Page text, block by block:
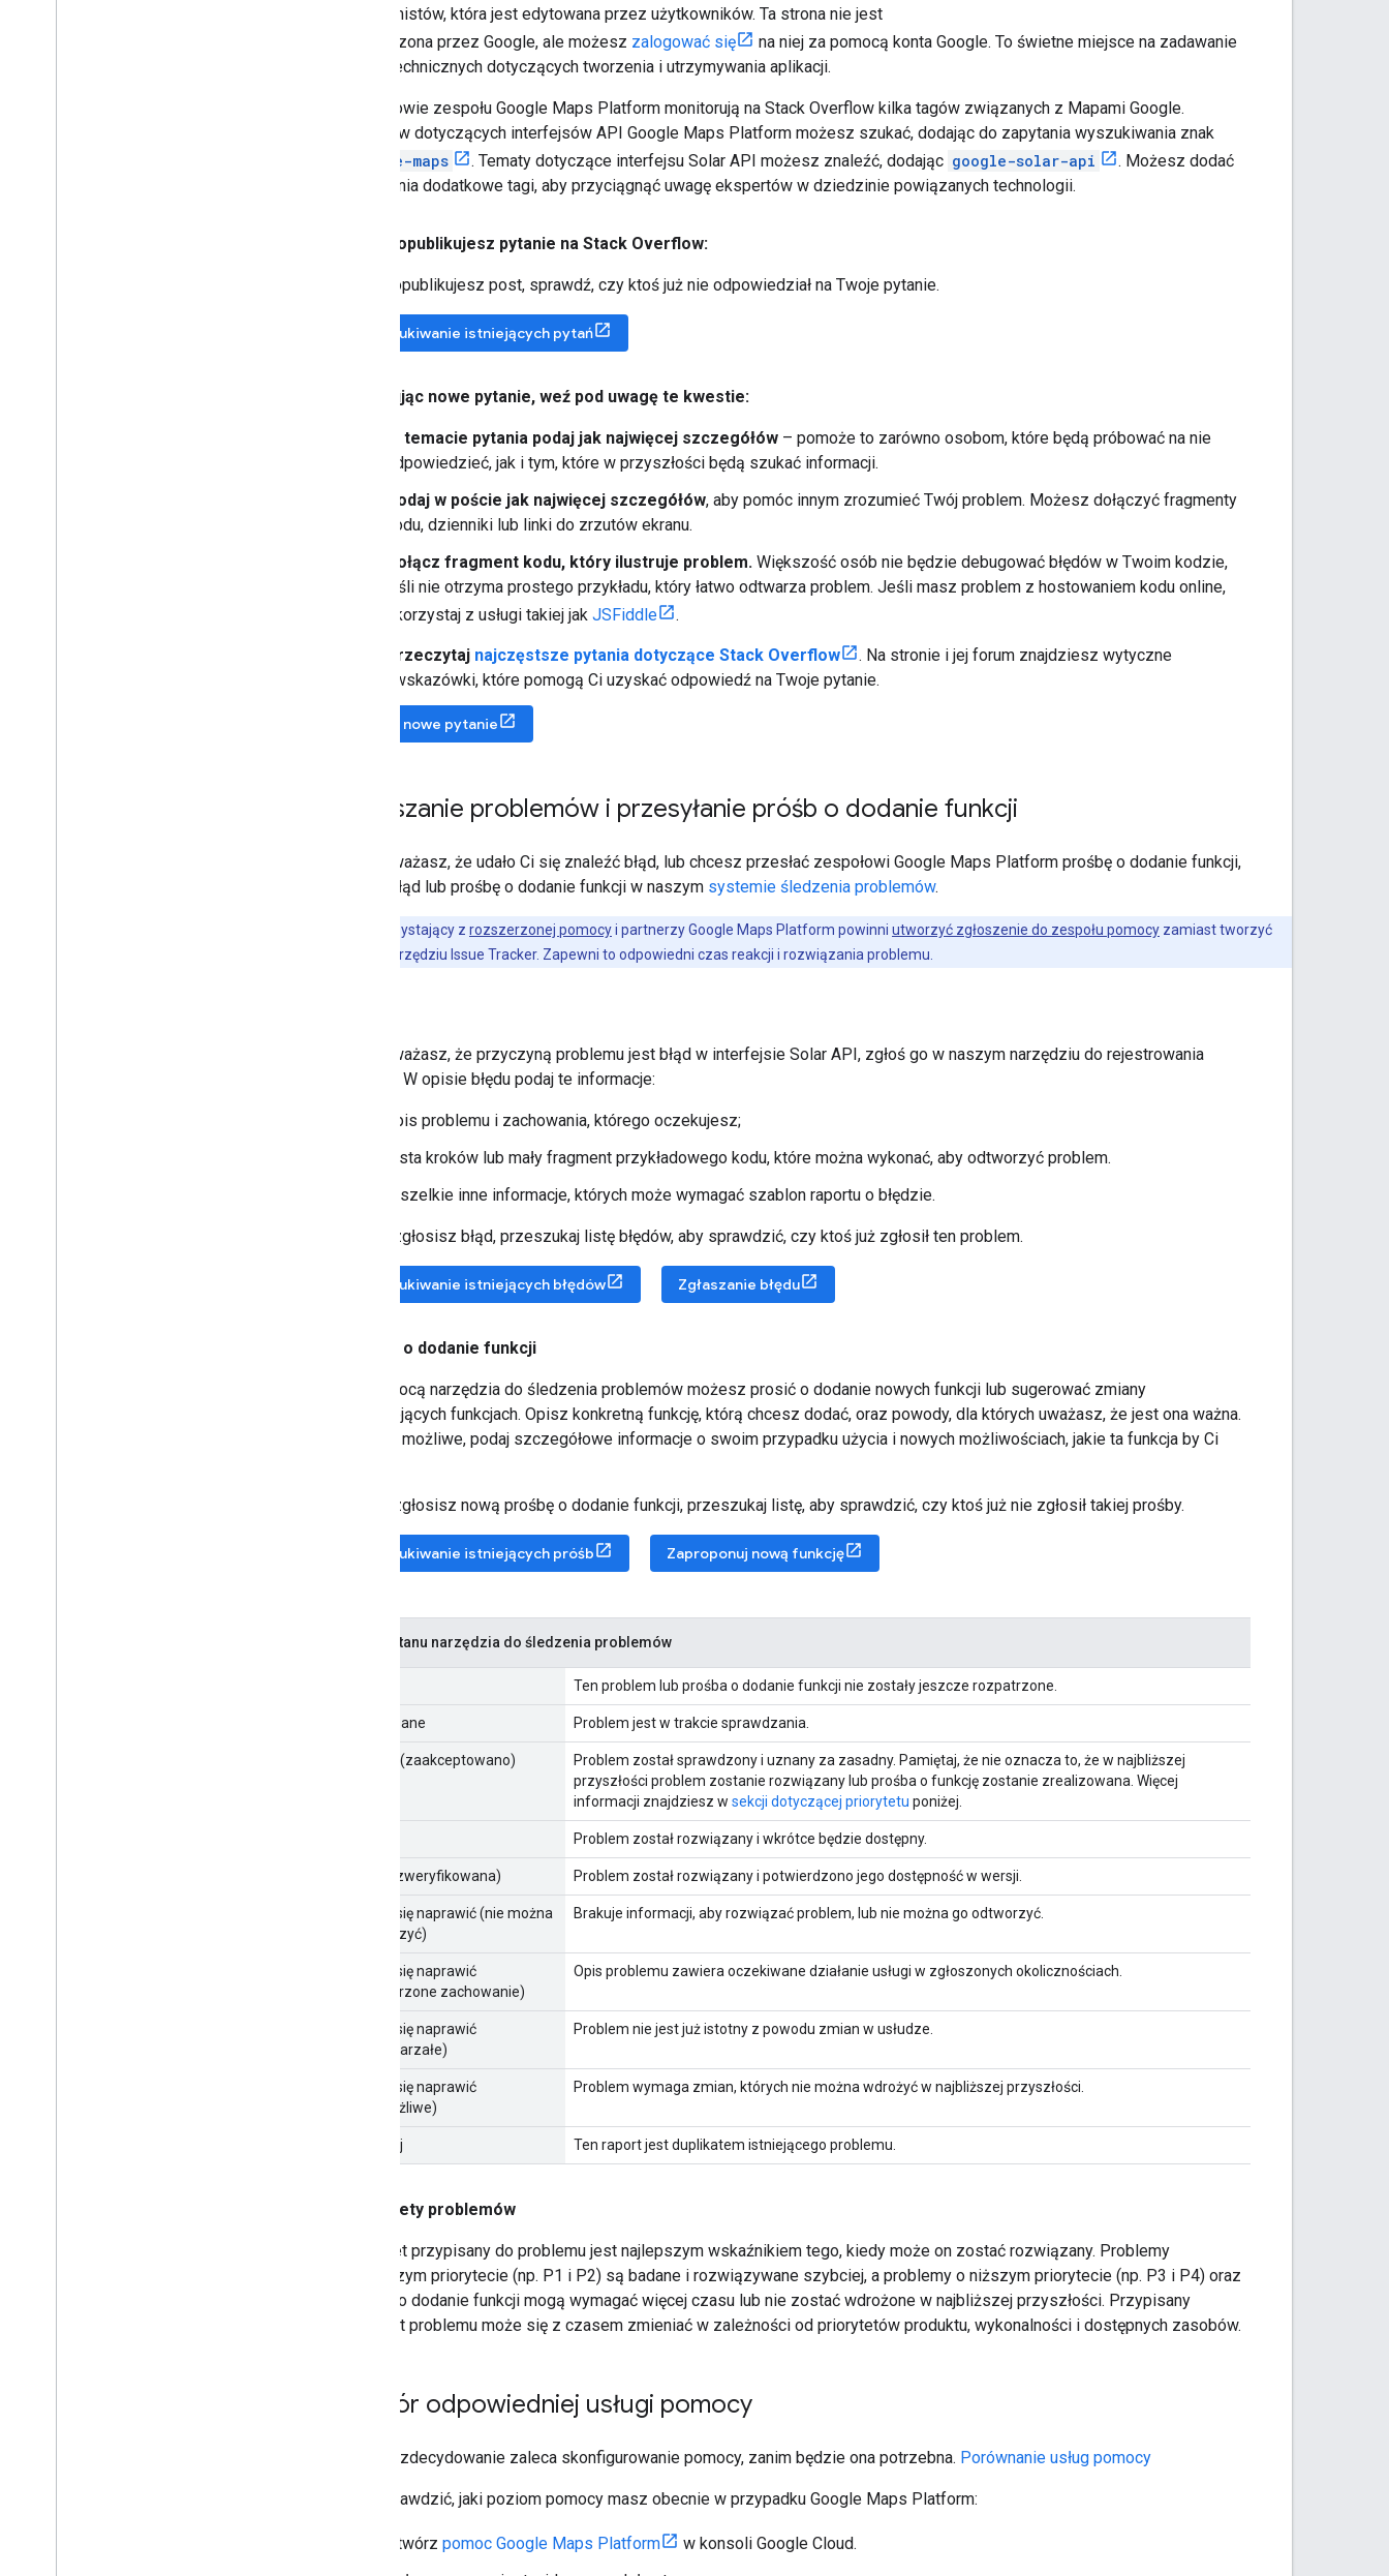
programistów, która jest edytowana przez użytkowników. Ta strona nie jest
prowadzona przez Google, ale możesz zalogować się
na niej za pomocą konta Google. To świetne miejsce na zadawanie
pytań technicznych dotyczących tworzenia i utrzymywania aplikacji.
Członkowie zespołu Google Maps Platform monitorują na Stack Overflow kilka tagów związanych z Mapami Google.
Tematów dotyczących interfejsów API Google Maps Platform możesz szukać, dodając do zapytania wyszukiwania znak
google-maps
. Tematy dotyczące interfejsu Solar API możesz znaleźć, dodając google-solar-api
. Możesz dodać
do pytania dodatkowe tagi, aby przyciągnąć uwagę ekspertów w dziedzinie powiązanych technologii.
Zanim opublikujesz pytanie na Stack Overflow:
Zanim opublikujesz post, sprawdź, czy ktoś już nie odpowiedział na Twoje pytanie.
Wyszukiwanie istniejących pytań
Publikując nowe pytanie, weź pod uwagę te kwestie:
W temacie pytania podaj jak najwięcej szczegółów – pomoże to zarówno osobom, które będą próbować na nie
odpowiedzieć, jak i tym, które w przyszłości będą szukać informacji.
Podaj w poście jak najwięcej szczegółów, aby pomóc innym zrozumieć Twój problem. Możesz dołączyć fragmenty
kodu, dzienniki lub linki do zrzutów ekranu.
Dołącz fragment kodu, który ilustruje problem. Większość osób nie będzie debugować błędów w Twoim kodzie,
jeśli nie otrzyma prostego przykładu, który łatwo odtwarza problem. Jeśli masz problem z hostowaniem kodu online,
skorzystaj z usługi takiej jak JSFiddle .
Przeczytaj najczęstsze pytania dotyczące Stack Overflow
. Na stronie i jej forum znajdziesz wytyczne
i wskazówki, które pomogą Ci uzyskać odpowiedź na Twoje pytanie.
Zadaj nowe pytanie
Zgłaszanie problemów i przesyłanie próśb o dodanie funkcji
Jeśli uważasz, że udało Ci się znaleźć błąd, lub chcesz przesłać zespołowi Google Maps Platform prośbę o dodanie funkcji,
zgłoś błąd lub prośbę o dodanie funkcji w naszym systemie śledzenia problemów.
Klienci korzystający z rozszerzonej pomocyi partnerzy Google Maps Platform powinni utworzyć zgłoszenie do zespołu pomocy zamiast tworzyć
problemy w narzędziu Issue Tracker. Zapewni to odpowiedni czas reakcji i rozwiązania problemu.
Jeśli uważasz, że przyczyną problemu jest błąd w interfejsie Solar API, zgłoś go w naszym narzędziu do rejestrowania
błędów. W opisie błędu podaj te informacje:
opis problemu i zachowania, którego oczekujesz;
Lista kroków lub mały fragment przykładowego kodu, które można wykonać, aby odtworzyć problem.
Wszelkie inne informacje, których może wymagać szablon raportu o błędzie.
Zanim zgłosisz błąd, przeszukaj listę błędów, aby sprawdzić, czy ktoś już zgłosił ten problem.
Wyszukiwanie istniejących błędów Zgłaszanie błędu
Prośby o dodanie funkcji
Za pomocą narzędzia do śledzenia problemów możesz prosić o dodanie nowych funkcji lub sugerować zmiany
w istniejących funkcjach. Opisz konkretną funkcję, którą chcesz dodać, oraz powody, dla których uważasz, że jest ona ważna.
Jeśli to możliwe, podaj szczegółowe informacje o swoim przypadku użycia i nowych możliwościach, jakie ta funkcja by Ci
Zanim zgłosisz nową prośbę o dodanie funkcji, przeszukaj listę, aby sprawdzić, czy ktoś już nie zgłosił takiej prośby.
Wyszukiwanie istniejących próśb Zaproponuj nową funkcję
Kody stanu narzędzia do śledzenia problemów
Ten problem lub prośba o dodanie funkcji nie zostały jeszcze rozpatrzone.
Przypisane Problem jest w trakcie sprawdzania.
W toku (zaakceptowano)
Problem został sprawdzony i uznany za zasadny. Pamiętaj, że nie oznacza to, że w najbliższej
przyszłości problem zostanie rozwiązany lub prośba o funkcję zostanie zrealizowana. Więcej
informacji znajdziesz w sekcji dotyczącej priorytetu poniżej.
Problem został rozwiązany i wkrótce będzie dostępny.
Stała (zweryfikowana) Problem został rozwiązany i potwierdzono jego dostępność w wersji.
Nie da się naprawić (nie można
odtworzyć)
Brakuje informacji, aby rozwiązać problem, lub nie można go odtworzyć.
Nie da się naprawić
(zamierzone zachowanie)
Opis problemu zawiera oczekiwane działanie usługi w zgłoszonych okolicznościach.
Nie da się naprawić
(przestarzałe)
Problem nie jest już istotny z powodu zmian w usłudze.
Nie da się naprawić
(niemożliwe)
Problem wymaga zmian, których nie można wdrożyć w najbliższej przyszłości.
Duplikuj Ten raport jest duplikatem istniejącego problemu.
Priorytety problemów
Priorytet przypisany do problemu jest najlepszym wskaźnikiem tego, kiedy może on zostać rozwiązany. Problemy
o wyższym priorytecie (np. P1 i P2) są badane i rozwiązywane szybciej, a problemy o niższym priorytecie (np. P3 i P4) oraz
prośby o dodanie funkcji mogą wymagać więcej czasu lub nie zostać wdrożone w najbliższej przyszłości. Przypisany
priorytet problemu może się z czasem zmieniać w zależności od priorytetów produktu, wykonalności i dostępnych zasobów.
Wybór odpowiedniej usługi pomocy
Google zdecydowanie zaleca skonfigurowanie pomocy, zanim będzie ona potrzebna. Porównanie usług pomocy
Aby sprawdzić, jaki poziom pomocy masz obecnie w przypadku Google Maps Platform:
Otwórz pomoc Google Maps Platform
w konsoli Google Cloud.